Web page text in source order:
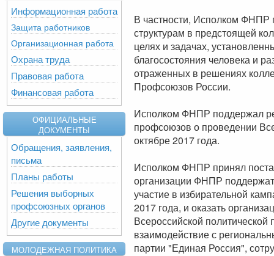
Информационная работа
Защита работников
Организационная работа
Охрана труда
Правовая работа
Финансовая работа
ОФИЦИАЛЬНЫЕ
ДОКУМЕНТЫ
Обращения, заявления,
письма
Планы работы
Решения выборных
профсоюзных органов
Другие документы
МОЛОДЕЖНАЯ ПОЛИТИКА
В частности, Исполком ФНПР
структурам в предстоящей
целях и задачах,
благосостояния человека и
отраженных в решениях
Профсоюзов России.
Исполком ФНПР поддержал
профсоюзов о проведении
октябре 2017 года.
Исполком ФНПР принял
организации ФНПР
участие в избирательной
2017 года, и оказать
Всероссийской
взаимодействие с
партии "Единая Россия",